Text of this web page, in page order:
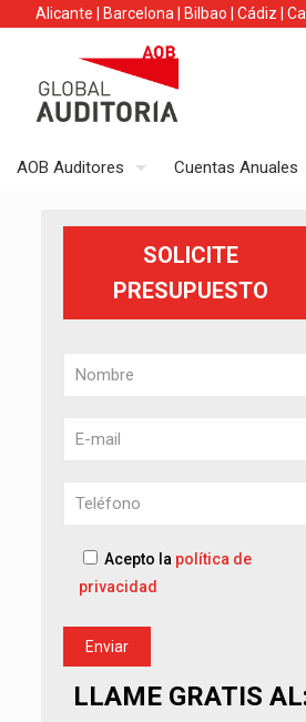
Alicante Barcelona Bilbao Cádiz
AOB Auditores Cuentas Anuales
SOLICITE
PRESUPUESTO
Acepto la política de
privacidad
LLAME GRATIS